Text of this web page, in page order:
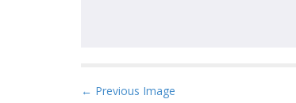
P
← Previous Image